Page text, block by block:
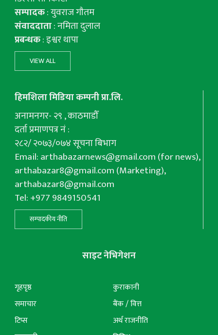
सम्पादक: युवराज गाैतम
संवाददाता: नमिता दुलाल
प्रबन्धक: इश्वर थापा
VIEW ALL
हिमशिला मिडिया कम्पनी प्रा.लि.
अनामनगर- २९ , काठमाडौँ
दर्ता प्रमाणपत्र नं :
२८२/ २०७३/०७४ सूचना बिभाग
Email:arthabazarnews@gmail.com(for news),
arthabazar8@gmail.com(Marketing),
arthabazar8@gmail.com
Tel: +977 9849150541
सम्पादकीय नीति
साइट नेभिगेशन
गृहपृष्ठ
समाचार
टिप्स
कुराकानी
बैंक / वित्त
अर्थ राजनीति